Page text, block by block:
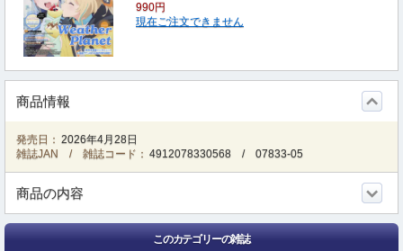
990円
現在ご注文できません
商品情報
発売日： 2026年4月28日
雑誌JAN / 雑誌コード： 4912078330568 /07833-05
商品の内容
このカテゴリーの雑誌